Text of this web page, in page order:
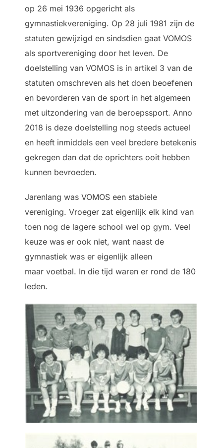
op 26 mei 1936 opgericht als
gymnastiekvereniging. Op 28 juli 1981 zijn de
statuten gewijzigd en sindsdien gaat VOMOS
als sportvereniging door het leven. De
doelstelling van VOMOS is in artikel 3 van de
statuten omschreven als het doen beoefenen
en bevorderen van de sport in het algemeen
met uitzondering van de beroepssport. Anno
2018 is deze doelstelling nog steeds actueel
en heeft inmiddels een veel bredere betekenis
gekregen dan dat de oprichters ooit hebben
kunnen bevroeden.
Jarenlang was VOMOS een stabiele
vereniging. Vroeger zat eigenlijk elk kind van
toen nog de lagere school wel op gym. Veel
keuze was er ook niet, want naast de
gymnastiek was er eigenlijk alleen
maar voetbal. In die tijd waren er rond de 180
leden.